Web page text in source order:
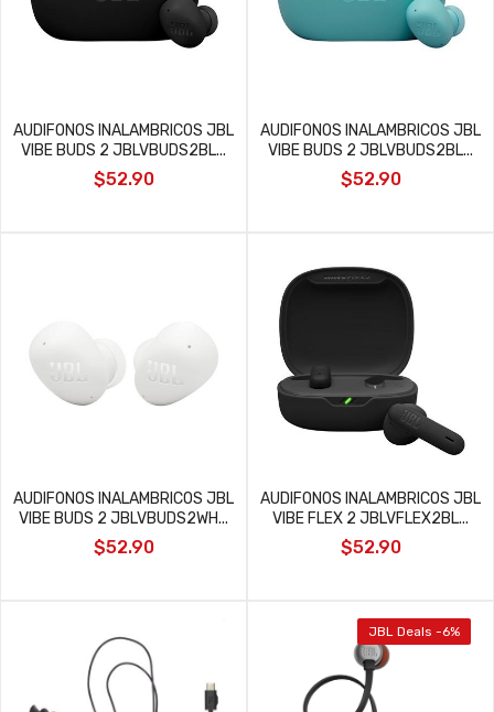
AUDIFONOS INALAMBRICOS JBL
VIBE BUDS 2 JBLVBUDS2BL...
$52.90
AUDIFONOS INALAMBRICOS JBL
VIBE BUDS 2 JBLVBUDS2BL...
$52.90
AUDIFONOS INALAMBRICOS JBL
VIBE BUDS 2 JBLVBUDS2WH...
$52.90
AUDIFONOS INALAMBRICOS JBL
VIBE FLEX 2 JBLVFLEX2BL...
$52.90
JBL Deals -6%